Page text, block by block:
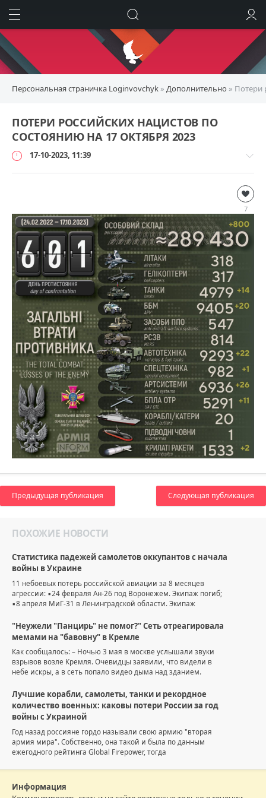
Персональная страничка Loginvovchyk » Дополнительно » Потери
ПОТЕРИ РОССИЙСКИХ НАЦИСТОВ ПО
СОСТОЯНИЮ НА 17 ОКТЯБРЯ 2023
17-10-2023, 11:39
9
7
Предыдущая публикация Следующая публикация
ПОХОЖИЕ НОВОСТИ
Статистика падежей самолетов оккупантов с начала
войны в Украине
11 небоевых потерь российской авиации за 8 месяцев
агрессии: ▪️24 февраля Ан-26 под Воронежем. Экипаж погиб;
▪️8 апреля МиГ-31 в Ленинградской области. Экипаж
"Неужели "Панцирь" не помог?" Сеть отреагировала
мемами на "бавовну" в Кремле
Как сообщалось: – Ночью 3 мая в москве услышали звуки
взрывов возле Кремля. Очевидцы заявили, что видели в
небе искры, а в сеть попало видео дыма над зданием.
Лучшие корабли, самолеты, танки и рекордное
количество военных: каковы потери России за год
войны с Украиной
Год назад россияне гордо называли свою армию "вторая
армия мира". Собственно, она такой и была по данным
ежегодного рейтинга Global Firepower, тогда
Информация